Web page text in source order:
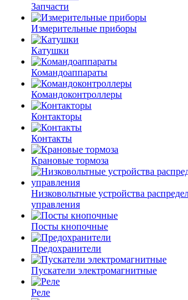
Запчасти
Измерительные приборы
Катушки
Командоаппараты
Командоконтроллеры
Контакторы
Контакты
Крановые тормоза
Низковольтные устройства
управления
Посты кнопочные
Предохранители
Пускатели электромагнитные
Реле